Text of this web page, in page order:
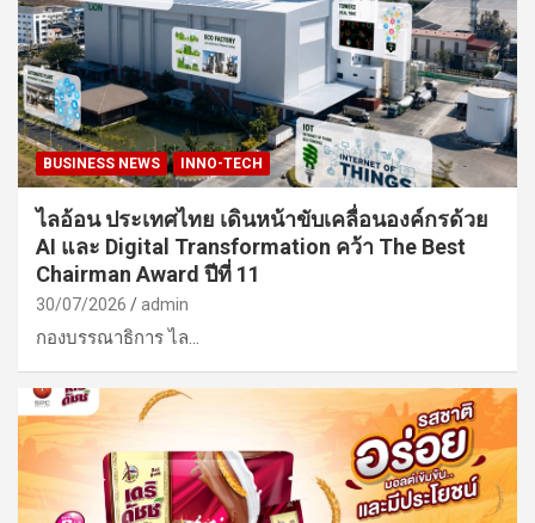
BUSINESS NEWS INNO-TECH
ไลอ้อน ประเทศไทย เดินหน้าขับเคลื่อนองค์กรด้วย
AI และ Digital Transformation คว้า The Best
Chairman Award ปีที่ 11
30/07/2026 admin
กองบรรณาธิการ ไล…